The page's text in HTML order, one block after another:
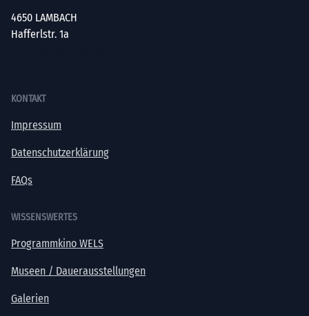
4650 LAMBACH
Hafferlstr. 1a
KONTAKT
Impressum
Datenschutzerklärung
FAQs
WISSENSWERTES
Programmkino WELS
Museen / Dauerausstellungen
Galerien